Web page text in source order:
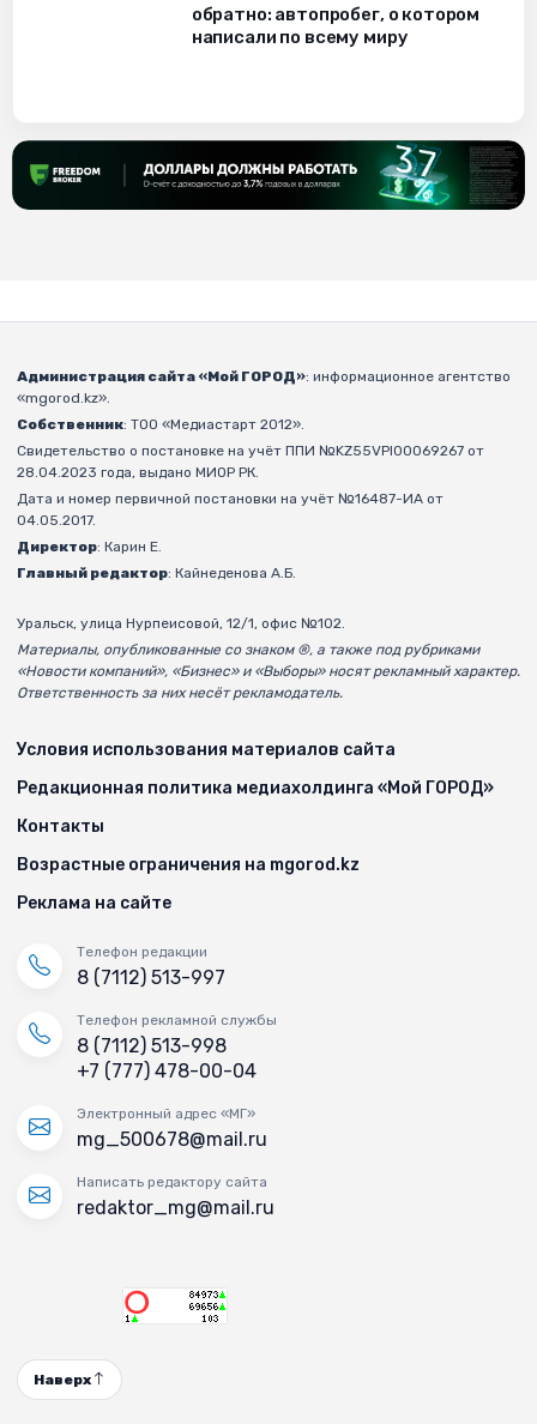
обратно: автопробег, о котором
написали по всему миру
Администрация сайта «Мой ГОРОД»: информационное агентство
«mgorod.kz».
Собственник: ТОО «Медиастарт 2012».
Свидетельство о постановке на учёт ППИ №KZ55VPI00069267 от
28.04.2023 года, выдано МИОР РК.
Дата и номер первичной постановки на учёт №16487-ИА от
04.05.2017.
Директор: Карин Е.
Главный редактор: Кайнеденова А.Б.
Уральск, улица Нурпеисовой, 12/1, офис №102.
Материалы, опубликованные со знаком ®, а также под рубриками
«Новости компаний», «Бизнес» и «Выборы» носят рекламный характер.
Ответственность за них несёт рекламодатель.
Условия использования материалов сайта
Редакционная политика медиахолдинга «Мой ГОРОД»
Контакты
Возрастные ограничения на mgorod.kz
Реклама на сайте
Телефон редакции
8 (7112) 513-997
Телефон рекламной службы
8 (7112) 513-998
+7 (777) 478-00-04
Электронный адрес «МГ»
mg_500678@mail.ru
Написать редактору сайта
redaktor_mg@mail.ru
Наверх